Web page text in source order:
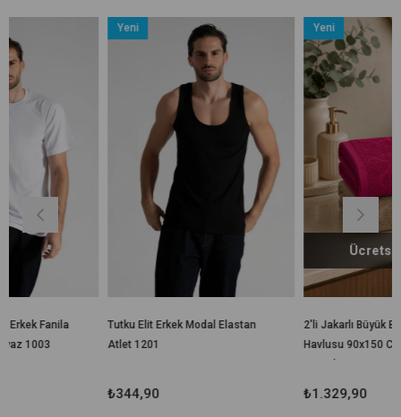
Tutku Elit Erkek Modal Elastan
Atlet 1201
2'li Jakarlı Büyük Boy Banyo
Havlusu 90x150 Cm %100
Ücretsiz Kargo